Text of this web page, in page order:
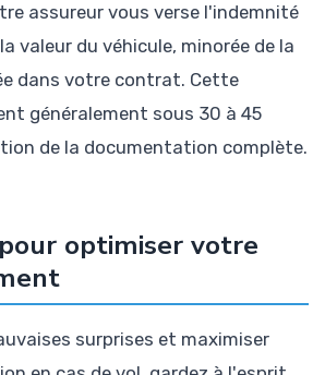
assureur vous verse l'indemnité
valeur du véhicule, minorée de la
dans votre contrat. Cette
généralement sous 30 à 45
de la documentation complète.
optimiser votre
surprises et maximiser